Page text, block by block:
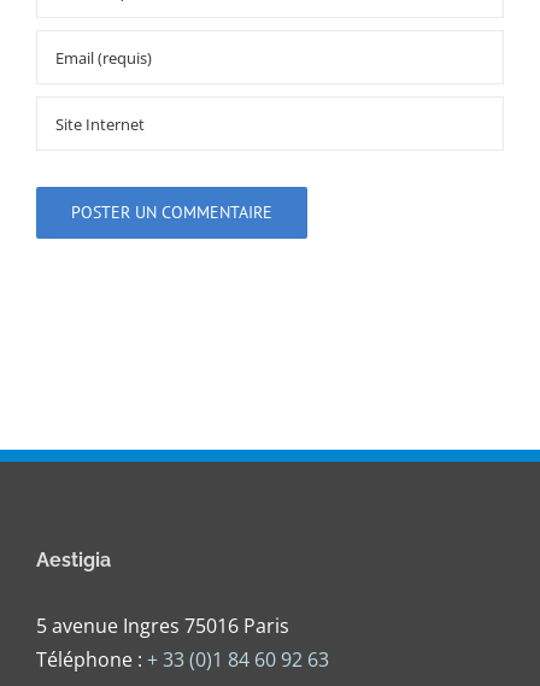
Aestigia
5 avenue Ingres 75016 Paris
Téléphone : + 33 (0)1 84 60 92 63